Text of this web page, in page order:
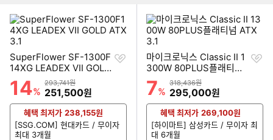
SuperFlower SF-1300F
14XG LEADEX VII GOLD
ATX3.1
할인률
14%
상품금액
293,741원
할인금액
251,500원
찜
혜택 최저가 238,155원
[SSG.COM] 현대카드 / 무이자
최대 3개월
마이크로닉스 Classic II 1
300W 80PLUS플래티넘
ATX3.1
할인률
7%
상품금액
318,436원
할인금액
295,000원
찜
혜택 최저가 269,100원
[하이마트] 삼성카드 / 무이자 최
대 6개월